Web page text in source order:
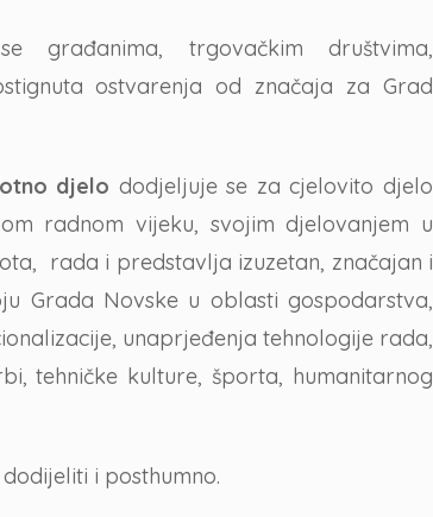
građanima, trgovačkim društvima,
ostvarenja od značaja za Grad
djelo dodjeljuje se za cjelovito djelo
radnom vijeku, svojim djelovanjem u
rada i predstavlja izuzetan, značajan i
Grada Novske u oblasti gospodarstva,
unaprjeđenja tehnologije rada,
tehničke kulture, športa, humanitarnog
i posthumno.